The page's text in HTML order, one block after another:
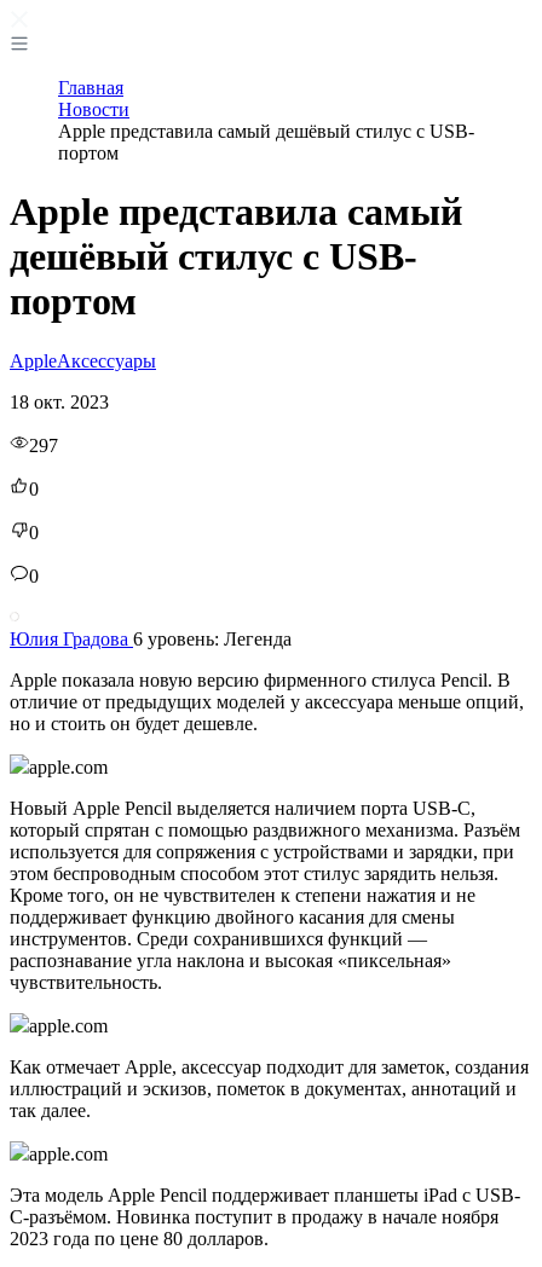
Главная
Новости
Apple представила самый дешёвый стилус с USB-
портом
Apple представила самый
дешёвый стилус с USB-
портом
AppleАксессуары
18 окт. 2023
297
0
0
0
Юлия Градова 6 уровень: Легенда
Apple показала новую версию фирменного стилуса Pencil. В
отличие от предыдущих моделей у аксессуара меньше опций,
но и стоить он будет дешевле.
apple.com
Новый Apple Pencil выделяется наличием порта USB-C,
который спрятан с помощью раздвижного механизма. Разъём
используется для сопряжения с устройствами и зарядки, при
этом беспроводным способом этот стилус зарядить нельзя.
Кроме того, он не чувствителен к степени нажатия и не
поддерживает функцию двойного касания для смены
инструментов. Среди сохранившихся функций —
распознавание угла наклона и высокая «пиксельная»
чувствительность.
apple.com
Как отмечает Apple, аксессуар подходит для заметок, создания
иллюстраций и эскизов, пометок в документах, аннотаций и
так далее.
apple.com
Эта модель Apple Pencil поддерживает планшеты iPad с USB-
C-разъёмом. Новинка поступит в продажу в начале ноября
2023 года по цене 80 долларов.